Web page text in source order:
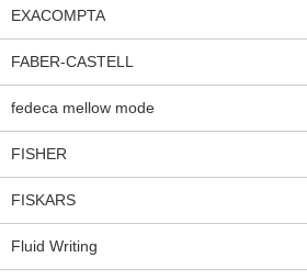
EXACOMPTA
FABER-CASTELL
fedeca mellow mode
FISHER
FISKARS
Fluid Writing